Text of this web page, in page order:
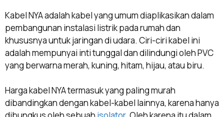
Kabel NYA adalah kabel yang umum diaplikasikan dalam
pembangunan instalasi listrik pada rumah dan
khususnya untuk jaringan di udara. Ciri-ciri kabel ini
adalah mempunyai inti tunggal dan dilindungi oleh PVC
yang berwarna merah, kuning, hitam, hijau, atau biru.
Harga kabel NYA termasuk yang paling murah
dibandingkan dengan kabel-kabel lainnya, karena hanya